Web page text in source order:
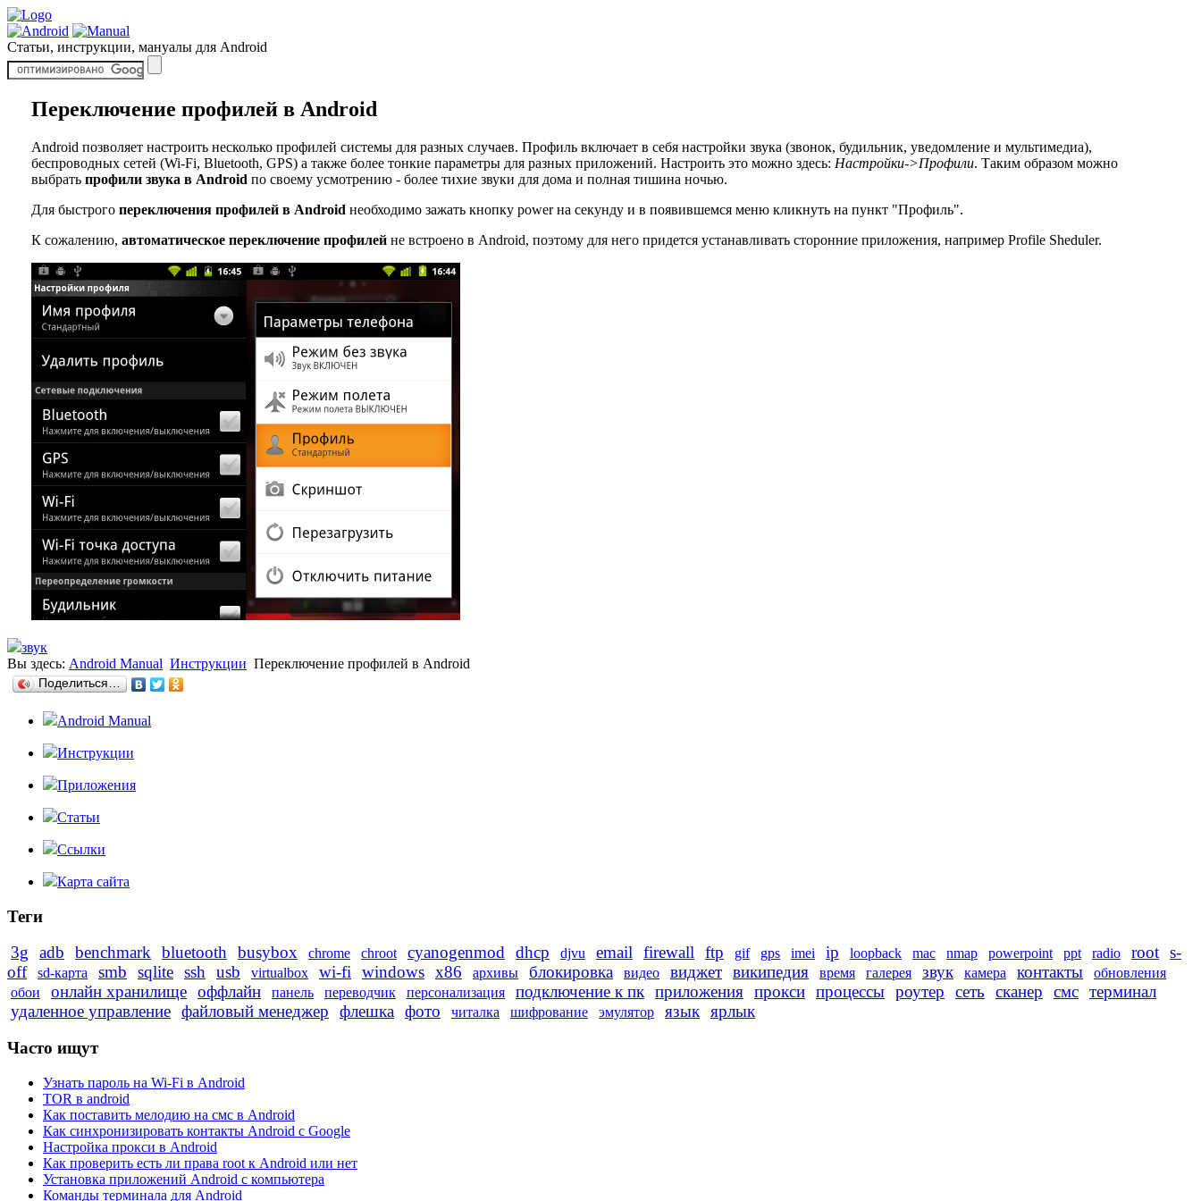
Статьи, инструкции, мануалы для Android
Переключение профилей в Android
Android позволяет настроить несколько профилей системы для разных случаев. Профиль включает в себя настройки звука (звонок, будильник, уведомление и мультимедиа),
беспроводных сетей (Wi-Fi, Bluetooth, GPS) а также более тонкие параметры для разных приложений. Настроить это можно здесь: Настройки->Профили. Таким образом можно
выбрать профили звука в Android по своему усмотрению - более тихие звуки для дома и полная тишина ночью.
Для быстрого переключения профилей в Android необходимо зажать кнопку power на секунду и в появившемся меню кликнуть на пункт "Профиль".
К сожалению, автоматическое переключение профилейне встроено в Android, поэтому для него придется устанавливать сторонние приложения, например Profile Sheduler.
звук
Вы здесь: Android Manual Инструкции Переключение профилей в Android
Поделиться…
Android Manual
Инструкции
Приложения
Статьи
Ссылки
Карта сайта
Теги
3g
adb benchmark bluetooth busybox chrome chroot cyanogenmod dhcp djvu email firewall ftp gif gps imei ip loopback mac nmap powerpoint ppt radio root s-
off
sd-карта smb sqlite ssh usb virtualbox wi-fi windows x86 архивы блокировка видео виджет википедия время галерея звук камера контакты
обновления
обои
онлайн хранилище оффлайн панель переводчик персонализация подключение к пк приложения прокси процессы роутер сеть сканер смс терминал
удаленное управление файловый менеджер флешка фото читалка шифрование эмулятор язык ярлык
Часто ищут
Узнать пароль на Wi-Fi в Android
TOR в android
Как поставить мелодию на смс в Android
Как синхронизировать контакты Android с Google
Настройка прокси в Android
Как проверить есть ли права root к Android или нет
Установка приложений Android с компьютера
Команды терминала для Android